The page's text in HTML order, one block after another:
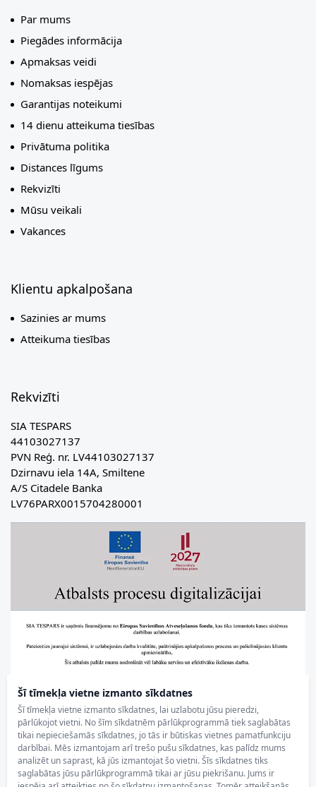
Šī tīmekļa vietne izmanto sīkdatnes
Šī tīmekļa vietne izmanto sīkdatnes, lai uzlabotu jūsu pieredzi,
pārlūkojot vietni. No šīm sīkdatnēm pārlūkprogrammā tiek saglabātas
tikai nepieciešamās sīkdatnes, jo tās ir būtiskas vietnes pamatfunkciju
darbībai. Mēs izmantojam arī trešo pušu sīkdatnes, kas palīdz mums
analizēt un saprast, kā jūs izmantojat šo vietni. Šīs sīkdatnes tiks
saglabātas jūsu pārlūkprogrammā tikai ar jūsu piekrišanu. Jums ir
Par mums
Piegādes informācija
Apmaksas veidi
Nomaksas iespējas
Garantijas noteikumi
14 dienu atteikuma tiesības
Privātuma politika
Distances līgums
Rekvizīti
Mūsu veikali
Vakances
Klientu apkalpošana
Sazinies ar mums
Atteikuma tiesības
Rekvizīti
SIA TESPARS
44103027137
PVN Reģ. nr. LV44103027137
Dzirnavu iela 14A, Smiltene
A/S Citadele Banka
LV76PARX0015704280001